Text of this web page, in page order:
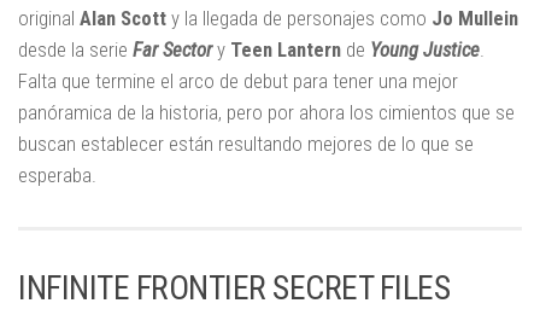
original Alan Scott y la llegada de personajes como Jo Mullein
desde la serie Far Sectory Teen Lantern de Young Justice
Falta que termine el arco de debut para tener una mejor
panóramica de la historia, pero por ahora los cimientos que se
buscan establecer están resultando mejores de lo que se
esperaba.
INFINITE FRONTIER SECRET FILES